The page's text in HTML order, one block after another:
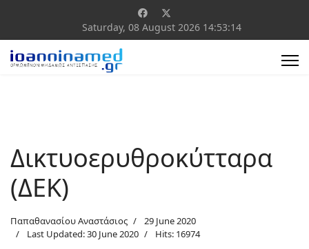
Saturday, 08 August 2026 14:53:14
Δικτυοερυθροκύτταρα
(ΔΕΚ)
Παπαθανασίου Αναστάσιος
29 June 2020
Last Updated: 30 June 2020
Hits: 16974